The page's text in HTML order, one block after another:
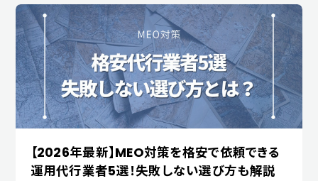
【2026年最新】MEO対策を格安で依頼できる
運用代行業者5選！失敗しない選び方も解説